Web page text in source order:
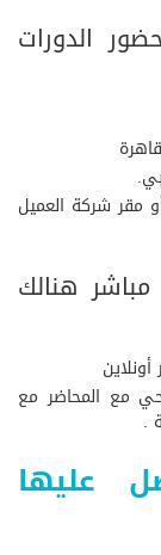
الدورات
مقر شركة العميل
هنالك
مع المحاضر مع
.
عليها